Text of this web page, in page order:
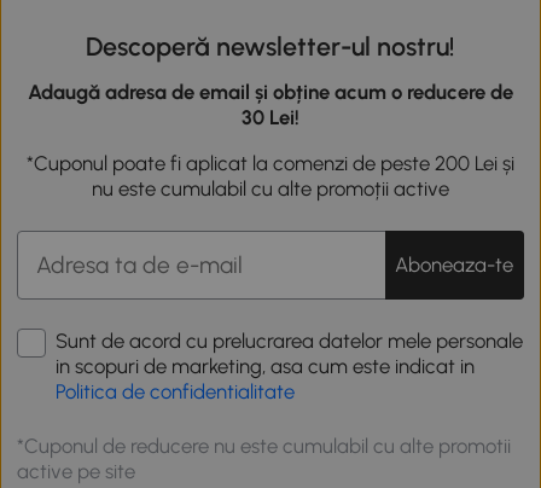
Descoperă newsletter-ul nostru!
Adaugă adresa de email și obține acum o reducere de
30 Lei!
*Cuponul poate fi aplicat la comenzi de peste 200 Lei și
nu este cumulabil cu alte promoții active
Aboneaza-te
Sunt de acord cu prelucrarea datelor mele personale
in scopuri de marketing, asa cum este indicat in
Politica de confidentialitate
*Cuponul de reducere nu este cumulabil cu alte promotii
active pe site